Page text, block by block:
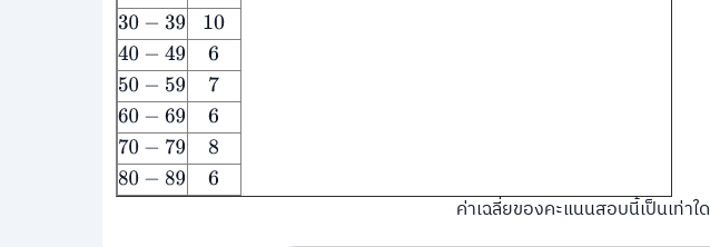
30−39
10
40−49
6
50−59
7
60−69
6
70−79
8
80−89
6
ค่าเฉลี่ยของคะแนนสอบนี้เป็นเท่าใด